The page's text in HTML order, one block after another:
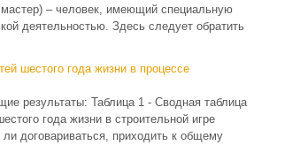
мастер) – человек, имеющий специальную
деятельностью. Здесь следует обратить
шестого года жизни в процессе
результаты: Таблица 1 - Сводная таблица
года жизни в строительной игре
договариваться, приходить к общему